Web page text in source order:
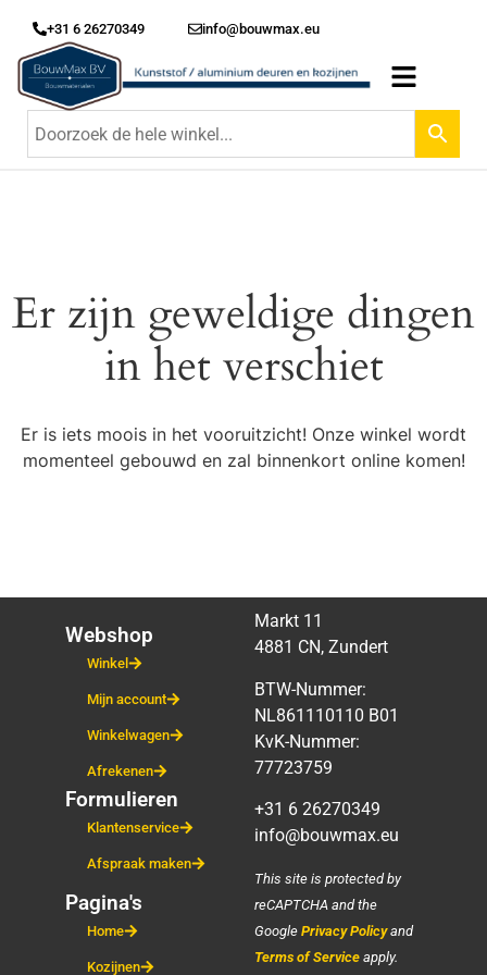
+31 6 26270349 info@bouwmax.eu
Er zijn geweldige dingen
in het verschiet
Er is iets moois in het vooruitzicht! Onze winkel wordt
momenteel gebouwd en zal binnenkort online komen!
Webshop
Winkel
Mijn account
Winkelwagen
Afrekenen
Formulieren
Klantenservice
Afspraak maken
Pagina's
Home
Kozijnen
Markt 11
4881 CN, Zundert
BTW-Nummer:
NL861110110 B01
KvK-Nummer:
77723759
+31 6 26270349
info@bouwmax.eu
This site is protected by
reCAPTCHA and the
Google Privacy Policyand
Terms of Service apply.